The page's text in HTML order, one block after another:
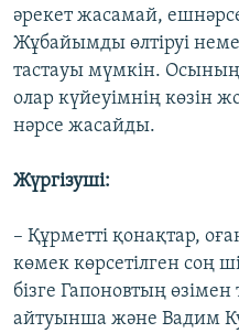
әрекет жасамай,
Жұбайымды өлтіруі
тастауы мүмкін.
олар күйеуімнің көзін
нәрсе жасайды.
Жүргізуші:
– Құрметті қонақтар,
көмек көрсетілген соң
бізге Гапоновтың өзімен
айтуынша және Вадим